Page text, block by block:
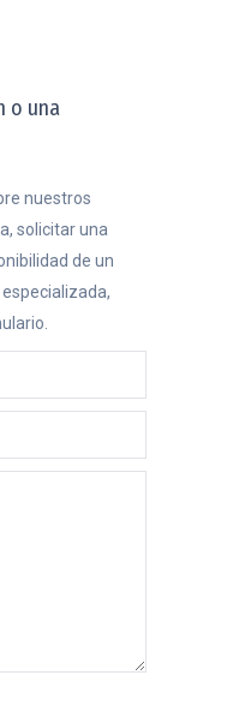
o una
nuestros
solicitar una
de un